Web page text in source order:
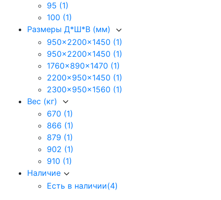
95 (1)
100 (1)
Размеры Д*Ш*В (мм)
950x2200x1450 (1)
950x2200x1450 (1)
1760x890x1470 (1)
2200x950x1450 (1)
2300x950x1560 (1)
Вес (кг)
670 (1)
866 (1)
879 (1)
902 (1)
910 (1)
Наличие
Есть в наличии(4)